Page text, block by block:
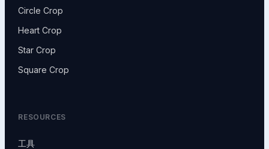
Circle Crop
Heart Crop
Star Crop
Square Crop
RESOURCES
工具